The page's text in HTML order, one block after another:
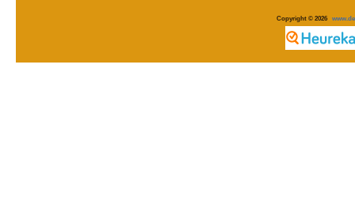
Copyright © 2026